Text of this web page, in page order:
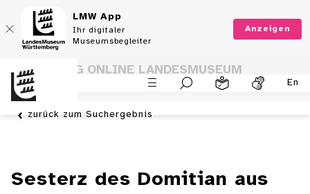
LMW App
Ihr digitaler
Museumsbegleiter
Anzeigen
En
SAMMLUNG ONLINE LANDESMUSEUM
WÜRTTEMBERG
zurück zum Suchergebnis
Sesterz des Domitian aus